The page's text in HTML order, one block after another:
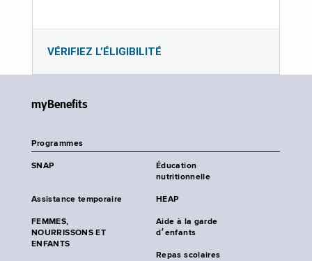
VÉRIFIEZ L’ÉLIGIBILITÉ
myBenefits
Programmes
SNAP
Éducation
nutritionnelle
Assistance temporaire HEAP
FEMMES,
NOURRISSONS ET
ENFANTS
Aide à la garde
d׳enfants
Repas scolaires